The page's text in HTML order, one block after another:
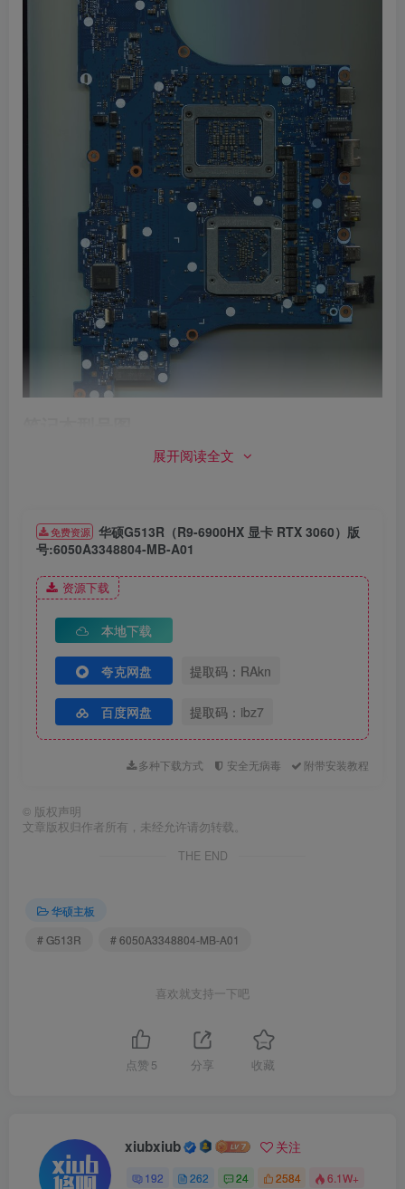
下载超清大图
展开阅读全文
免费资源 华硕G513R（R9-6900HX 显卡 RTX 3060）版
号:6050A3348804-MB-A01
资源下载
本地下载
夸克网盘 提取码：RAkn
百度网盘 提取码：ibz7
多种下载方式 安全无病毒 附带安装教程
© 版权声明
文章版权归作者所有，未经允许请勿转载。
THE END
华硕主板
# G513R
# 6050A3348804-MB-A01
喜欢就支持一下吧
点赞 5 分享 收藏
xiubxiub 关注
192 262 24 2584 6.1W+